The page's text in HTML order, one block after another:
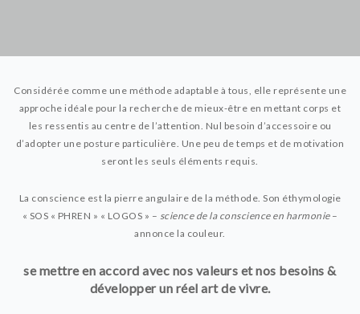
Considérée comme une méthode adaptable à tous, elle représente une
approche idéale pour la recherche de mieux-être en mettant corps et
les ressentis au centre de l’attention. Nul besoin d’accessoire ou
d’adopter une posture particulière. Une peu de temps et de motivation
seront les seuls éléments requis.
La conscience est la pierre angulaire de la méthode. Son éthymologie
« SOS « PHREN » « LOGOS » – science de la conscience en harmonie –
annonce la couleur.
se mettre en accord avec nos valeurs et nos besoins &
développer un réel art de vivre.